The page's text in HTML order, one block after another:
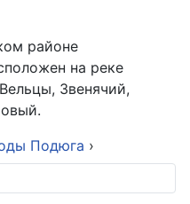
районе
на реке
Звенячий,
Подюга ›